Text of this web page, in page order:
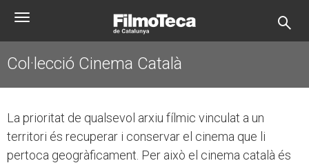
Toggle
Col·lecció Cinema Català
La prioritat de qualsevol arxiu fílmic vinculat a un
territori és recuperar i conservar el cinema que li
pertoca geogràficament. Per això el cinema català és